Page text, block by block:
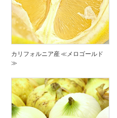
カリフォルニア産 ≪メロゴールド
≫